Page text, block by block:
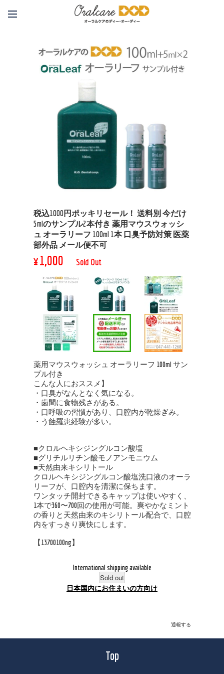
税込1000円ポッキリセール！ 送料別 今だけ
5mlのサンプル2本付き 薬用マウスウォッシ
ュ オーラリーフ 100ml 1本 口臭予防対策 医薬
部外品 メール便不可
¥1,000 Sold Out
薬用マウスウォッシュ オーラリーフ 100ml サン
プル付き
こんな人におススメ】
・口臭がなんとなく気になる。
・歯間に食物残さがある。
・口呼吸の習慣があり、口腔内が乾燥ぎみ。
・う蝕羅患経験が多い。
■クロルヘキシジングルコン酸塩
■グリチルリチン酸モノアンモニウム
■天然由来キシリトール
クロルヘキシジングルコン酸塩洗口液のオーラ
リーフが、口腔内を清潔に保ちます。
ワンタッチ開封できるキャップは使いやすく、
1本で360〜700回の使用が可能。爽やかなミント
の香りと天然由来のキシリトール配合で、口腔
内をすっきり爽快にします。
【13700100ng】
International shipping available
Sold out
日本国内にお住まいの方向け
通報する
Top